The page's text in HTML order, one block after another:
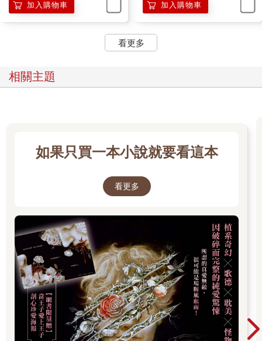
加入購物車 加入購物車
看更多
相關主題
如果只買一本小說就要看這本
看更多